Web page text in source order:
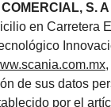
S. A
en Carretera
de sus datos
por el